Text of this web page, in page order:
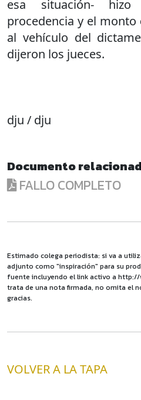
esa situación-
procedencia y el monto
al vehículo del
dijeron los jueces.
dju / dju
Documento
FALLO COMPLETO
Estimado colega periodista: si va a
adjunto como "inspiración" para su
fuente incluyendo el link activo a
trata de una nota firmada, no omita el
gracias.
VOLVER A LA TAPA